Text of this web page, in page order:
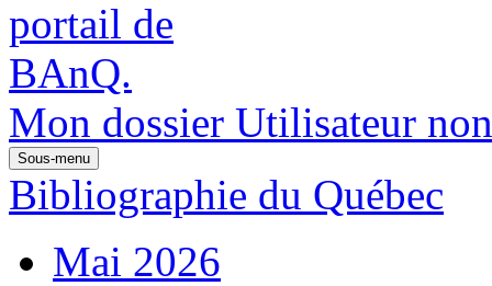
Mon dossier Utilisateur
Sous-menu
Bibliographie du Québec
Mai 2026